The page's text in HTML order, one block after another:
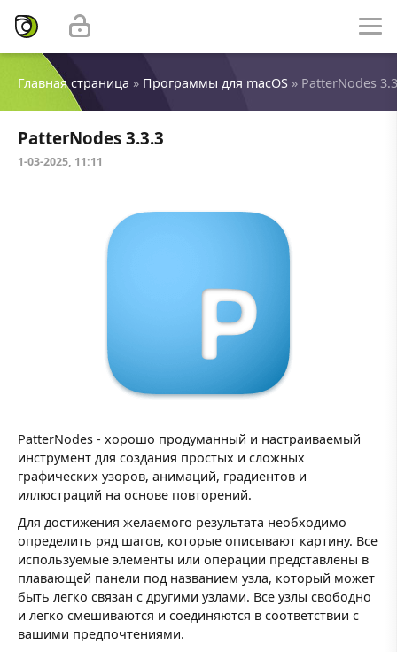
Главная страница » Программы для macOS » PatterNodes
PatterNodes 3.3.3
1-03-2025, 11:11
PatterNodes - хорошо продуманный и настраиваемый
инструмент для создания простых и сложных
графических узоров, анимаций, градиентов и
иллюстраций на основе повторений.
Для достижения желаемого результата необходимо
определить ряд шагов, которые описывают картину. Все
используемые элементы или операции представлены в
плавающей панели под названием узла, который может
быть легко связан с другими узлами. Все узлы свободно
и легко смешиваются и соединяются в соответствии с
вашими предпочтениями.